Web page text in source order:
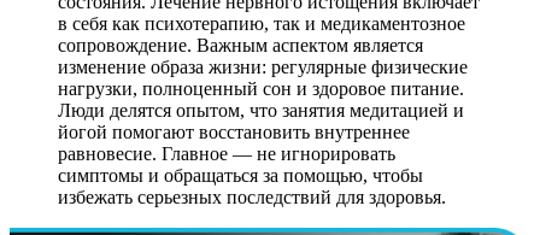
в себя как психотерапию, так и медикаментозное
сопровождение. Важным аспектом является
изменение образа жизни: регулярные физические
нагрузки, полноценный сон и здоровое питание.
Люди делятся опытом, что занятия медитацией и
йогой помогают восстановить внутреннее
равновесие. Главное — не игнорировать
симптомы и обращаться за помощью, чтобы
избежать серьезных последствий для здоровья.